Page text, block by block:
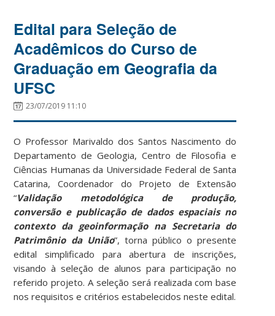
Edital para Seleção de
Acadêmicos do Curso de
Graduação em Geografia da
UFSC
23/07/2019 11:10
O Professor Marivaldo dos Santos Nascimento do
Departamento de Geologia, Centro de Filosofia e
Ciências Humanas da Universidade Federal de Santa
Catarina, Coordenador do Projeto de Extensão
“Validação metodológica de produção,
conversão e publicação de dados espaciais no
contexto da geoinformação na Secretaria do
Patrimônio da União”, torna público o presente
edital simplificado para abertura de inscrições,
visando à seleção de alunos para participação no
referido projeto. A seleção será realizada com base
nos requisitos e critérios estabelecidos neste edital.